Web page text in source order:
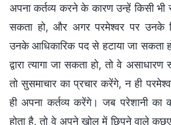
अपना कर्तव्य करने के कारण उन्हें किसी भी
सकता हो, और अगर परमेश्वर पर उनके
उनके आधिकारिक पद से हटाया जा सकता
द्वारा त्यागा जा सकता हो, तो वे
तो सुसमाचार का प्रचार करेंगे, न ही
ही अपना कर्तव्य करेंगे। जब परेशानी का
होता है, तो वे अपने खोल में छिपने वाले